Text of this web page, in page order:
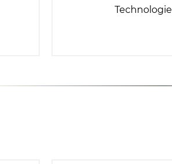
Technologie